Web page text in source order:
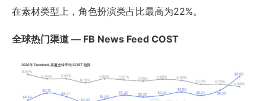
在素材类型上，角色扮演类占比最高为22%。
全球热门渠道 — FB News Feed COST